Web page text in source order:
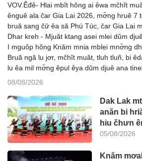
VOV.Êđê- Hlai mbĭt hŏng ai êwa mčhĭt
ênguê ala čar Gia Lai 2026, mơ̆ng hruê 7
bruă sang čư̆ êa să Phú Túc, čar Gia Lai
Dhar kreh - Mjuăt ktang asei mlei dŭm
I mguôp hŏng Knăm mnia mblei mnơ̆ng
Bruă ngă lu jơr, mčhĭt muăt, tluh tluñ, bi
lu êa mil mơ̆ng êpul êya dŭm djuê ana
08/08/2026
Dak Lak
anăn bi
hiu čhưn
05/08/2026
Knăm